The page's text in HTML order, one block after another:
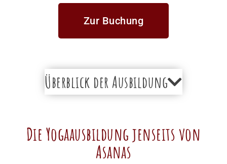
Zur Buchung
Überblick der Ausbildung
Die Yogaausbildung jenseits von
Asanas